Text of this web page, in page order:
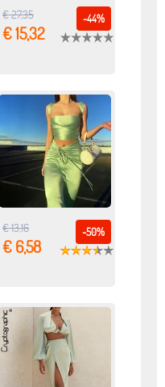
-44%
€ 27,35
€ 15,32
-50%
€ 13,16
€ 6,58